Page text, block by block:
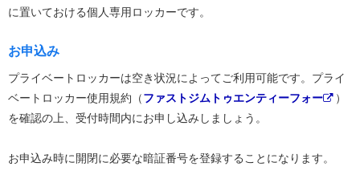
に置いておける個人専用ロッカーです。
お申込み
プライベートロッカーは空き状況によってご利用可能です。プライ
ベートロッカー使用規約（ファストジムトゥエンティーフォー
）
を確認の上、受付時間内にお申し込みしましょう。
お申込み時に開閉に必要な暗証番号を登録することになります。